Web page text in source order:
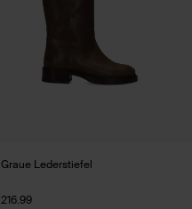
Graue Lederstiefel
216.99